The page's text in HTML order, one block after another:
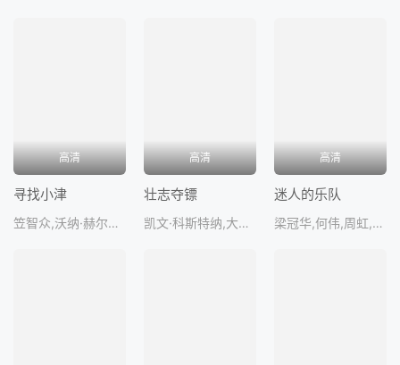
高清
寻找小津
笠智众,沃纳·赫尔佐格,厚田雄春,克里斯·马克
高清
壮志夺镖
凯文·科斯特纳,大卫·马歇尔·格兰特,蕾伊·道恩·钟,亚历姗卓拉·保罗,简妮丝·鲁
高清
迷人的乐队
梁冠华,何伟,周虹,陈青,米铁